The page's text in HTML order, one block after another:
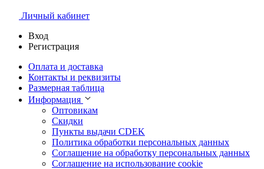
Личный кабинет
Вход
Регистрация
Оплата и доставка
Контакты и реквизиты
Размерная таблица
Информация
Оптовикам
Скидки
Пункты выдачи CDEK
Политика обработки персональных данных
Соглашение на обработку персональных данных
Соглашение на использование cookie